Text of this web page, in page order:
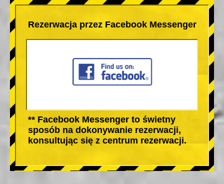
Rezerwacja przez Facebook Messenger
** Facebook Messenger to świetny
sposób na dokonywanie rezerwacji,
konsultując się z centrum rezerwacji.